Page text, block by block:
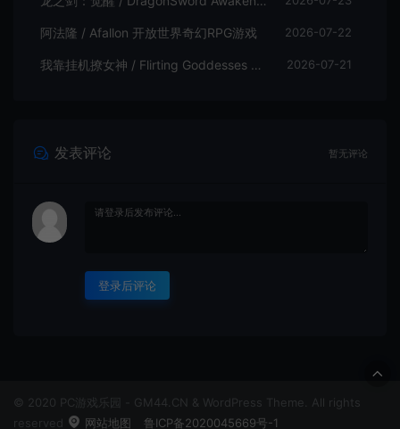
阿法隆 / Afallon 开放世界奇幻RPG游戏 2026-07-22
我靠挂机撩女神 / Flirting Goddesses by AFK 休闲放置RPG游戏 2026-07-21
发表评论 暂无评论
登录后评论
© 2020 PC游戏乐园 - GM44.CN & WordPress Theme. All rights
reserved
网站地图 鲁ICP备2020045669号-1